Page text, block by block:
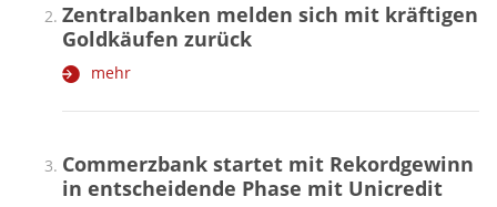
Zentralbanken melden sich mit kräftigen
Goldkäufen zurück
mehr
Commerzbank startet mit Rekordgewinn
in entscheidende Phase mit Unicredit